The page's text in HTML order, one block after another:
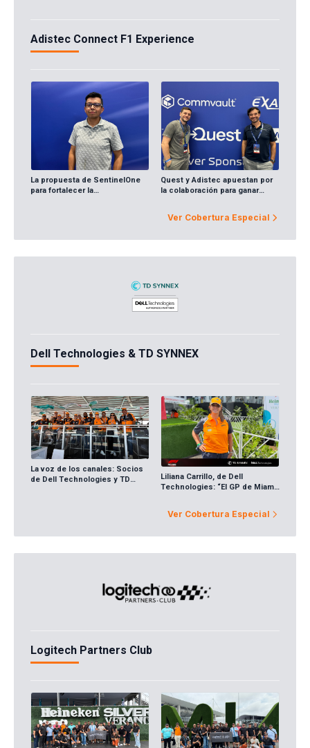
Adistec Connect F1 Experience
La propuesta de SentinelOne
para fortalecer la
Quest y Adistec apuestan por
la colaboración para ganar
Ver Cobertura Especial
Dell Technologies & TD SYNNEX
La voz de los canales: Socios
de Dell Technologies y TD
Liliana Carrillo, de Dell
Technologies: “El GP de Miami
Centroamérica y el Caribe”
Ver Cobertura Especial
Logitech Partners Club